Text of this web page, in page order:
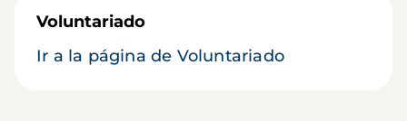
Voluntariado
Ir a la página de Voluntariado